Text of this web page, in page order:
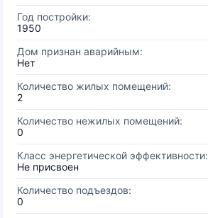
Год постройки:
1950
Дом признан аварийным:
Нет
Количество жилых помещений:
2
Количество нежилых помещений:
0
Класс энергетической эффективности:
Не присвоен
Количество подъездов:
0